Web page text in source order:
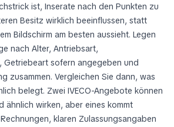
ist, Inserate nach den Punkten zu
Besitz wirklich beeinflussen, statt
Bildschirm am besten aussieht. Legen
nach Alter, Antriebsart,
Getriebeart sofern angegeben und
zusammen. Vergleichen Sie dann, was
belegt. Zwei IVECO-Angebote können
ähnlich wirken, aber eines kommt
klaren Zulassungsangaben